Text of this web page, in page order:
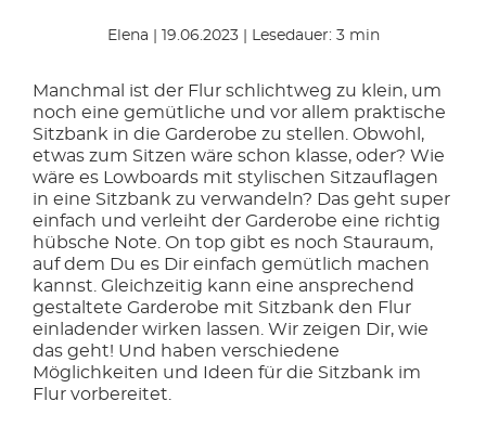
Elena | 19.06.2023 | Lesedauer: 3 min
Manchmal ist der Flur schlichtweg zu klein, um
noch eine gemütliche und vor allem praktische
Sitzbank in die Garderobe zu stellen. Obwohl,
etwas zum Sitzen wäre schon klasse, oder? Wie
wäre es Lowboards mit stylischen Sitzauflagen
in eine Sitzbank zu verwandeln? Das geht super
einfach und verleiht der Garderobe eine richtig
hübsche Note. On top gibt es noch Stauraum,
auf dem Du es Dir einfach gemütlich machen
kannst. Gleichzeitig kann eine ansprechend
gestaltete Garderobe mit Sitzbank den Flur
einladender wirken lassen. Wir zeigen Dir, wie
das geht! Und haben verschiedene
Möglichkeiten und Ideen für die Sitzbank im
Flur vorbereitet.